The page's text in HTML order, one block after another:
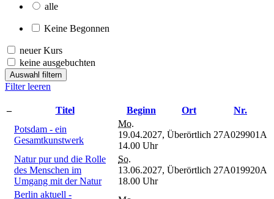
alle
Keine Begonnen
neuer Kurs
keine ausgebuchten
Auswahl filtern
Filter leeren
– Titel Beginn Ort
Nr.
Potsdam - ein
Gesamtkunstwerk
Mo.
19.04.2027,
14.00 Uhr
Überörtlich 27A029901A
Natur pur und die Rolle
des Menschen im
Umgang mit der Natur
So.
13.06.2027,
18.00 Uhr
Überörtlich 27A019920A
Berlin aktuell -